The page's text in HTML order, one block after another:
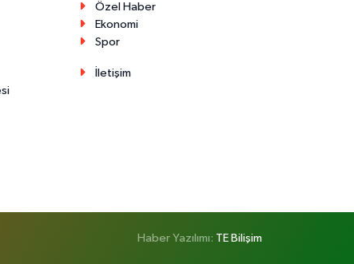
Özel Haber
Ekonomi
Spor
İletişim
Haber Yazılımı: TE Bilişim